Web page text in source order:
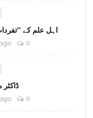
اہل علم کے
0
0